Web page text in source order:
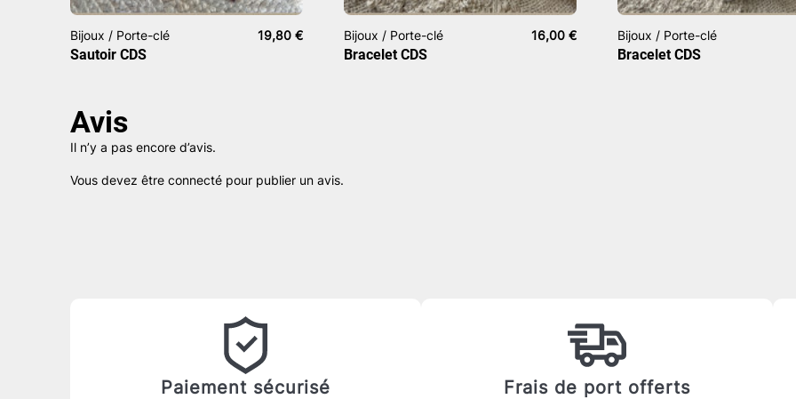
Bijoux / Porte-clé 19,80 €
Sautoir CDS
Bijoux / Porte-clé 16,00 €
Bracelet CDS
Bijoux / Porte-clé
Bracelet CDS
Avis
Il n’y a pas encore d’avis.
Vous devez être connecté pour publier un avis.
Paiement sécurisé Frais de port offerts